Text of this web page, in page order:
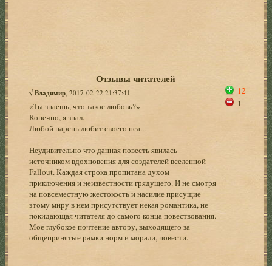
Отзывы читателей
√Владимир , 2017-02-22 21:37:41
«Ты знаешь, что такое любовь?»
Конечно, я знал.
Любой парень любит своего пса...
Неудивительно что данная повесть явилась
источником вдохновения для создателей вселенной
Fallout. Каждая строка пропитана духом
приключения и неизвестности грядущего. И не смотря
на повсеместную жестокость и насилие присущие
этому миру в нем присутствует некая романтика, не
покидающая читателя до самого конца повествования.
Мое глубокое почтение автору, выходящего за
общепринятые рамки норм и морали, повести.
12
1